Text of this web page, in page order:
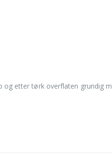
og etter tørk overflaten grundig